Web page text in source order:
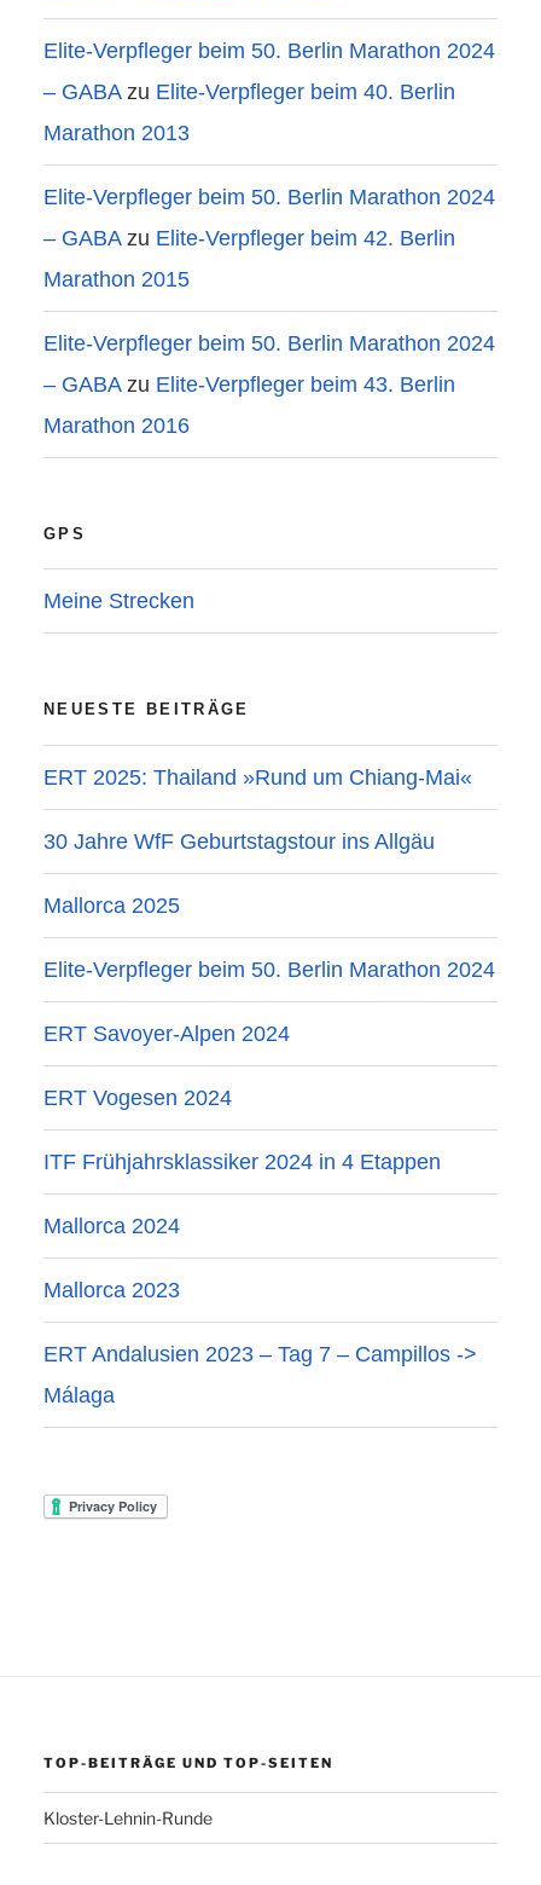
Elite-Verpfleger beim 50. Berlin Marathon 2024
– GABAzu Elite-Verpfleger beim 40. Berlin
Marathon 2013
Elite-Verpfleger beim 50. Berlin Marathon 2024
– GABAzu Elite-Verpfleger beim 42. Berlin
Marathon 2015
Elite-Verpfleger beim 50. Berlin Marathon 2024
– GABAzu Elite-Verpfleger beim 43. Berlin
Marathon 2016
GPS
Meine Strecken
NEUESTE BEITRÄGE
ERT 2025: Thailand »Rund um Chiang-Mai«
30 Jahre WfF Geburtstagstour ins Allgäu
Mallorca 2025
Elite-Verpfleger beim 50. Berlin Marathon 2024
ERT Savoyer-Alpen 2024
ERT Vogesen 2024
ITF Frühjahrsklassiker 2024 in 4 Etappen
Mallorca 2024
Mallorca 2023
ERT Andalusien 2023 – Tag 7 – Campillos ->
Málaga
TOP-BEITRÄGE UND TOP-SEITEN
Kloster-Lehnin-Runde